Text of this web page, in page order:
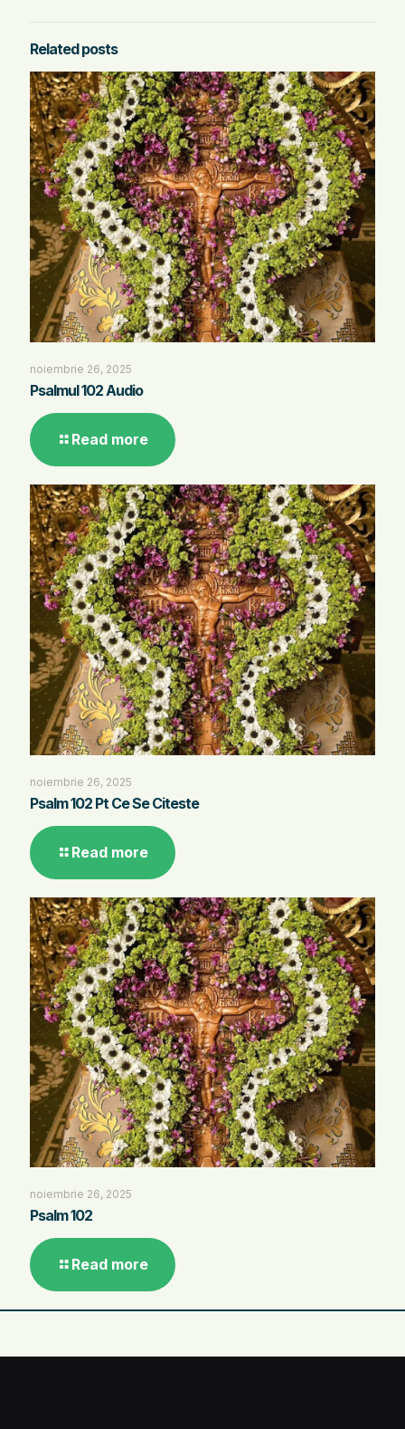
Related posts
noiembrie 26, 2025
Psalmul 102 Audio
Read more
noiembrie 26, 2025
Psalm 102 Pt Ce Se Citeste
Read more
noiembrie 26, 2025
Psalm 102
Read more